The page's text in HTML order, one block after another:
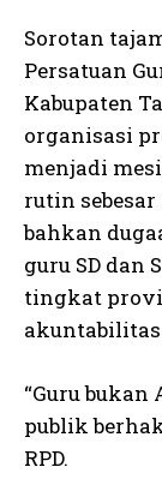
Sorotan
Persatuan
Kabupaten
organisasi
menjadi
rutin sebesar
bahkan
guru SD dan
tingkat
“Guru
publik
RPD.